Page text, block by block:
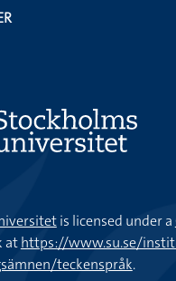
is licensed under a
athttps://www.su.se/
teckenspråk.